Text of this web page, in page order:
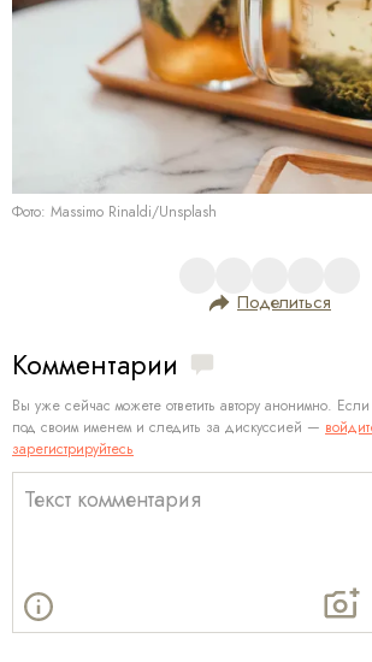
Фото: Massimo Rinaldi/Unsplash
Поделиться
Комментарии
Вы уже сейчас можете ответить автору анонимно. Если
под своим именем и следить за дискуссией —
зарегистрируйтесь